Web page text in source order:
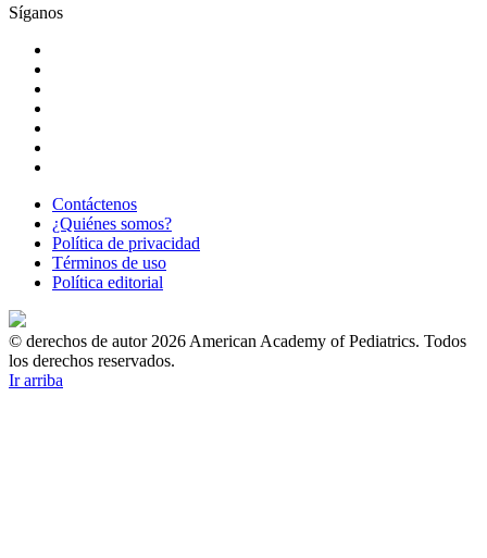
Síganos
Contáctenos
¿Quiénes somos?
Política de privacidad
Términos de uso
Política editorial
© derechos de autor 2026 American Academy of Pediatrics. Todos
los derechos reservados.
Ir arriba